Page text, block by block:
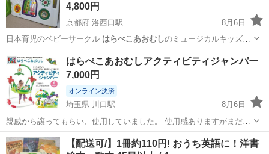
4,800円
京都府 洛西口駅
8月6日
日本育児のベビーサークル はらぺこあおむしのミュージカルキッズラ
ンド テレ…
京都 京都市 洛西口駅 ベビー用品
はらぺこあおむしアクティビティジャンパー
7,000円
オンライン決済
埼玉県 川口駅
8月6日
親戚から譲ってもらい、使用していました。 使用感ありますがまだま
だ使えます。 神経質な方はご遠慮ください。 川口市役所第一庁舎前ま
で取りに来れる方限定でお願いします。
埼玉 川口市 川口駅 ベビー用品
【配送可/】1冊約110円! おうち英語に！洋書